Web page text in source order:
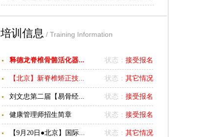
培训信息 / Training Information
状态： 接受报名
释德龙脊椎骨骼活化器...
状态： 其它情况
【北京】新脊椎矫正技...
状态： 接受报名
刘文忠第二届【易骨经...
状态： 接受报名
健康管理师招生简章
状态： 其它情况
【9月20日●北京】国际...